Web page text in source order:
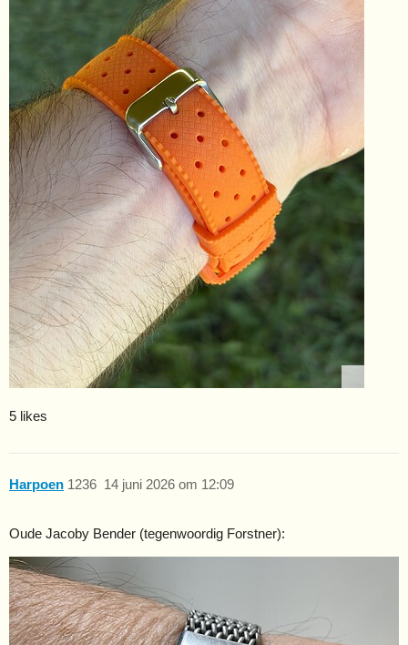
5 likes
Harpoen 14 juni 2026 om 12:09
1236
Oude Jacoby Bender (tegenwoordig Forstner):